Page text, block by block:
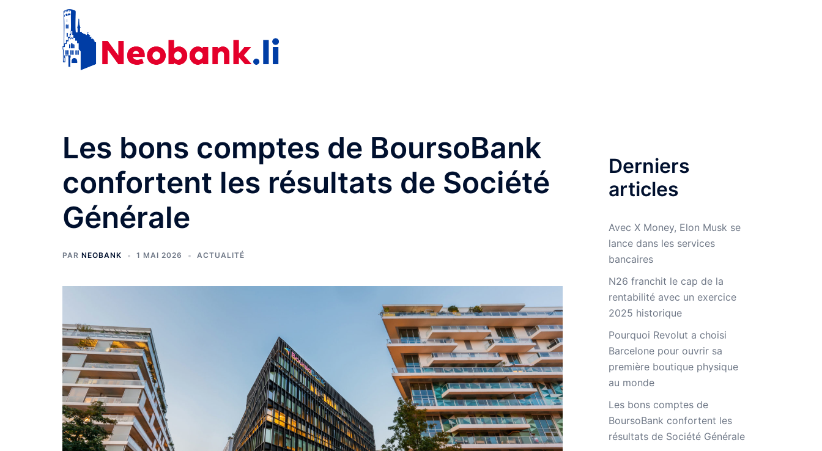
Les bons comptes de BoursoBank
confortent les résultats de Société
Générale
PAR NEOBANK 1 MAI 2026 ACTUALITÉ
Derniers
articles
Avec X Money, Elon Musk se
lance dans les services
bancaires
N26 franchit le cap de la
rentabilité avec un exercice
2025 historique
Pourquoi Revolut a choisi
Barcelone pour ouvrir sa
première boutique physique
au monde
Les bons comptes de
BoursoBank confortent les
résultats de Société Générale